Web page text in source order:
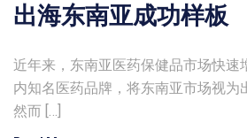
出海东南亚成功样板
近年来，东南亚医药保健品市场快速
内知名医药品牌，将东南亚市场视为
然而 […]